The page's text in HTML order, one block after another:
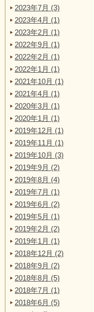
2023年7月 (3)
2023年4月 (1)
2023年2月 (1)
2022年9月 (1)
2022年2月 (1)
2022年1月 (1)
2021年10月 (1)
2021年4月 (1)
2020年3月 (1)
2020年1月 (1)
2019年12月 (1)
2019年11月 (1)
2019年10月 (3)
2019年9月 (2)
2019年8月 (4)
2019年7月 (1)
2019年6月 (2)
2019年5月 (1)
2019年2月 (2)
2019年1月 (1)
2018年12月 (2)
2018年9月 (2)
2018年8月 (5)
2018年7月 (1)
2018年6月 (5)